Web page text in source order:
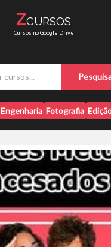
ZCURSOS
Cursos no Google Drive
s
q
u
i
a
Engenharia Fotografia